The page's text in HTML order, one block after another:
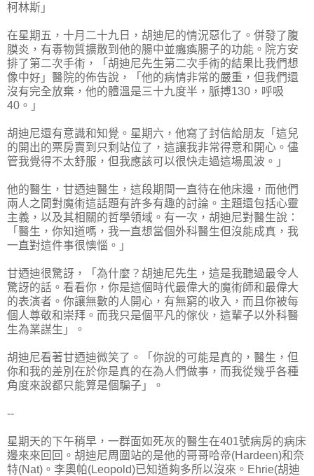
柯林斯」
在星期五，十月二十九日，胡迪尼的情況惡化了。併發了腹
膜炎，有毒物質擴散到他的腸中並癱瘓腸子的功能。院方安
排了第二次手術，「胡迪尼先生第二次手術的結果比我們想
像中好」醫院的佈告說，「他的病情非常的嚴重，但我們還
沒有完全放棄，他的體溫是三十九度半，脈搏130，呼吸
40。」
胡迪尼還有意識和知覺。星期六，他寫了封信給朋友「這兒
的開出的票房賣到只剩站位了，這讓我非常得意和開心。儘
管我覺得不太舒服，但我應該可以很快走過這場風波。」
他的醫生，甘迺迪醫生，這段期間一直待在他床邊，而他們
兩人之間對魔術這話題有許多有趣的討論。主題還包括心靈
主義，以及其相關的哲學領域。有一次，胡迪尼對醫生說：
「醫生，你知道嗎，我一直想當個外科醫生但沒能成真，我
一直對這件事很懊惱。」
甘迺迪很驚訝，「為什麼？胡迪尼先生，這是我聽過最令人
驚訝的話。看看你，你是這個時代最偉大的魔術師和最偉大
的表演者。你讓無數的人開心，有無窮的收入，而且你被每
個人尊敬和崇拜。而我只是個平凡的傢伙，這輩子以外科醫
生為業謀生」。
胡迪尼看著甘迺迪微笑了。「你說的可能是真的，醫生，但
你和我的差別在於你是真的在為人們做事，而我從幾乎各種
角度來說都只能算是個騙子」。
--
星期天的下午稍早，一群面如死灰的醫生在401號病房的病床
邊來來回回。胡迪尼周圍站的是他的哥哥哈帝(Hardeen)和奈
特(Nat)。李奧帕(Leopold)已知道夠多所以沒來。Ehrie(胡迪